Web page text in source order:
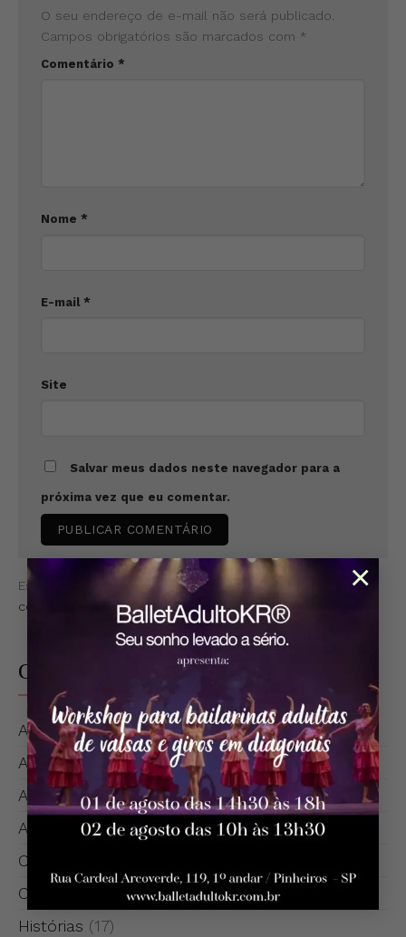
×
O seu endereço de e-mail não será publicado.
Campos obrigatórios são marcados com *
Comentário *
Nome *
E-mail *
Site
Salvar meus dados neste navegador para a
próxima vez que eu comentar.
Esse site utiliza o Akismet para reduzir spam.
Aprenda
como seus dados de comentários são processados
Categorias
Agradecimentos(6)
Anúncios
(19)
Apresentações (23)
Aulas
(38)
Comemorações
Cursos
Histórias (17)